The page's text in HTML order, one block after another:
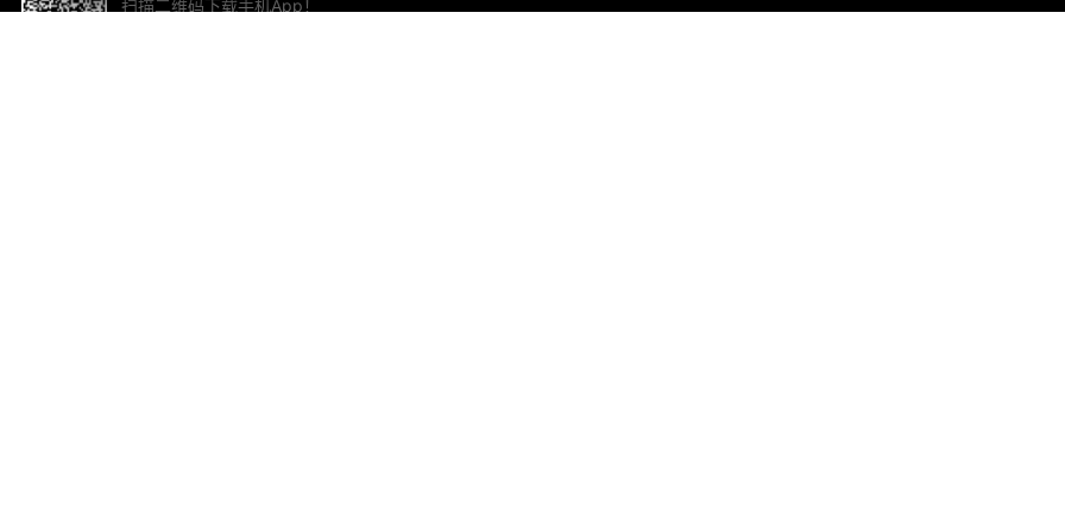
扫描二维码下载手机App！